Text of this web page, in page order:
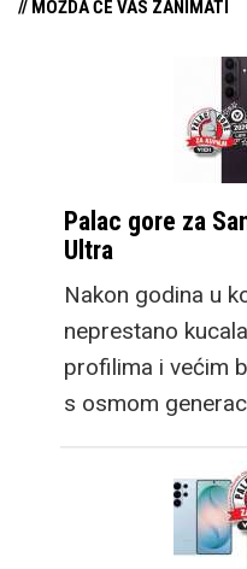
// MOŽDA ĆE VAS ZANIMATI
Palac gore za
Ultra
Nakon godina u
neprestano
profilima i većim
s osmom